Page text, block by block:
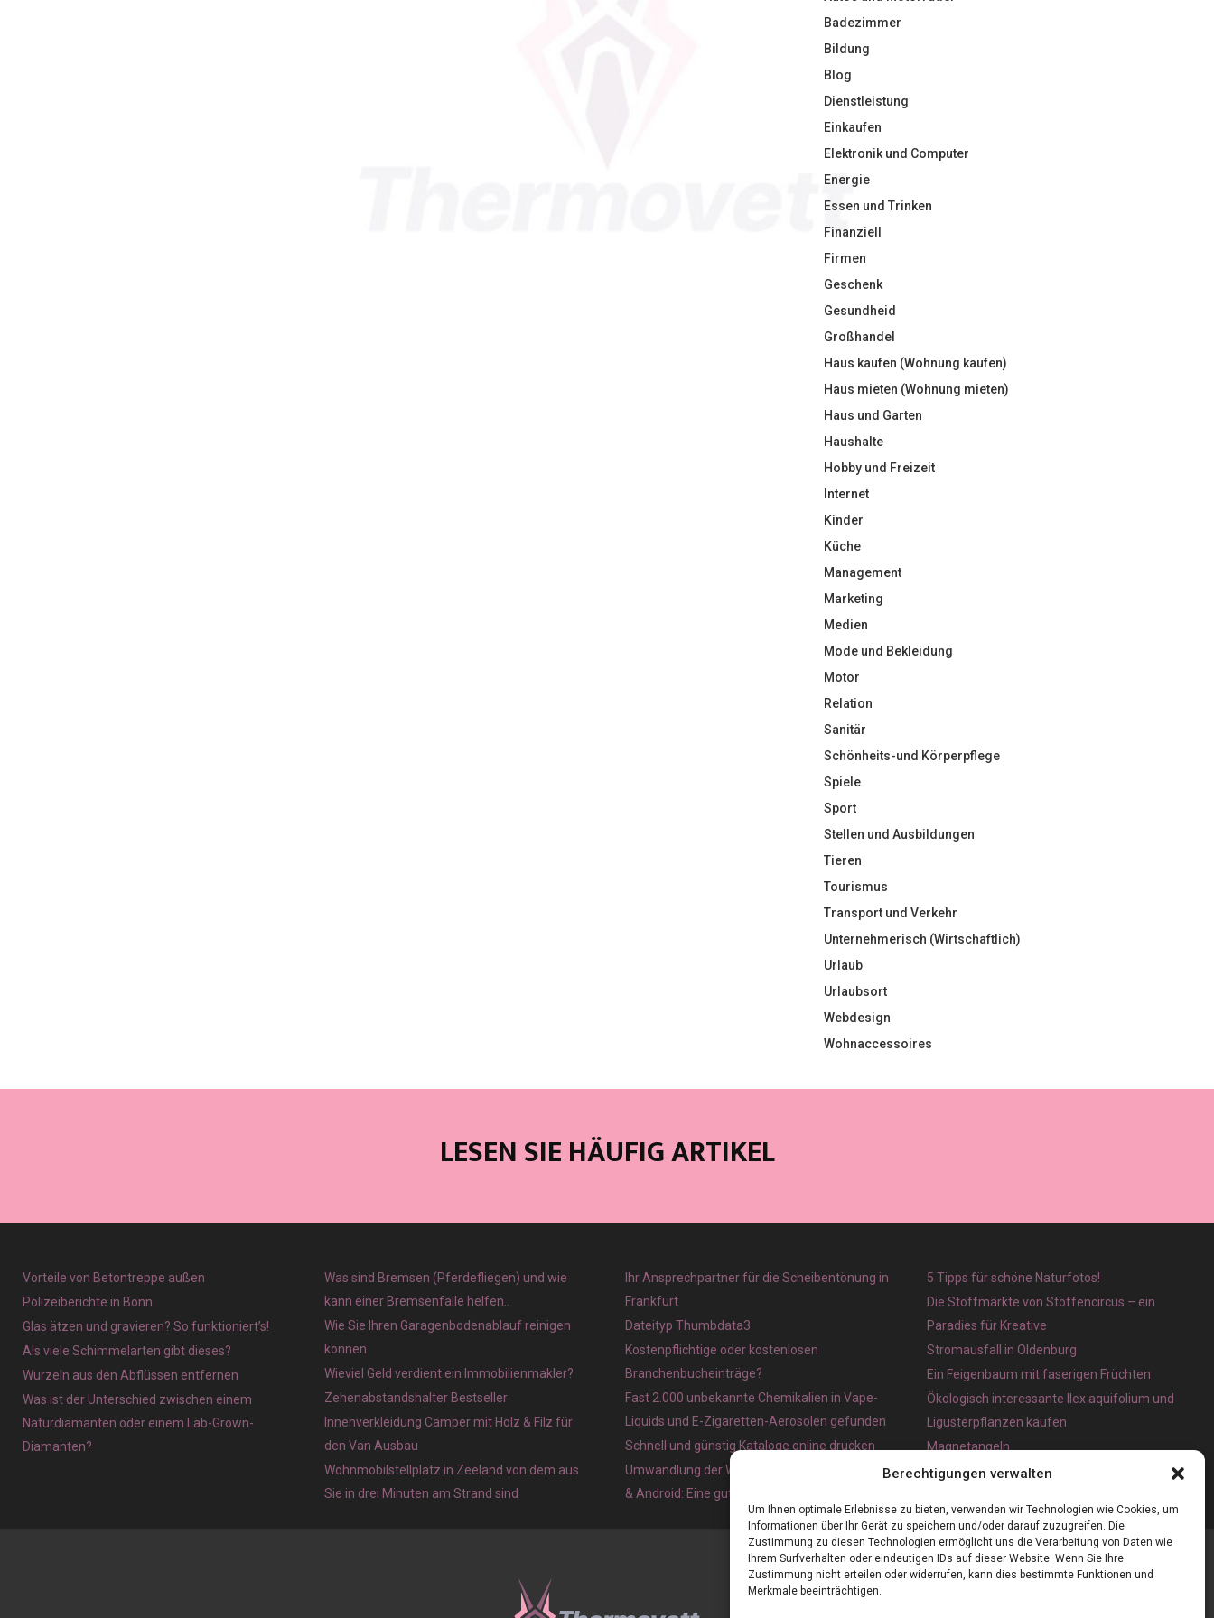
Berechtigungen verwalten
Um Ihnen optimale Erlebnisse zu bieten, verwenden wir Technologien wie Cookies, um
Informationen über Ihr Gerät zu speichern und/oder darauf zuzugreifen. Die
Zustimmung zu diesen Technologien ermöglicht uns die Verarbeitung von Daten wie
Ihrem Surfverhalten oder eindeutigen IDs auf dieser Website. Wenn Sie Ihre
Zustimmung nicht erteilen oder widerrufen, kann dies bestimmte Funktionen und
Merkmale beeinträchtigen.
Badezimmer
Bildung
Blog
Dienstleistung
Einkaufen
Elektronik und Computer
Energie
Essen und Trinken
Finanziell
Firmen
Geschenk
Gesundheid
Großhandel
Haus kaufen (Wohnung kaufen)
Haus mieten (Wohnung mieten)
Haus und Garten
Haushalte
Hobby und Freizeit
Internet
Kinder
Küche
Management
Marketing
Medien
Mode und Bekleidung
Motor
Relation
Sanitär
Schönheits-und Körperpflege
Spiele
Sport
Stellen und Ausbildungen
Tieren
Tourismus
Transport und Verkehr
Unternehmerisch (Wirtschaftlich)
Urlaub
Urlaubsort
Webdesign
Wohnaccessoires
LESEN SIE HÄUFIG ARTIKEL
Vorteile von Betontreppe außen
Polizeiberichte in Bonn
Glas ätzen und gravieren? So funktioniert’s!
Als viele Schimmelarten gibt dieses?
Wurzeln aus den Abflüssen entfernen
Was ist der Unterschied zwischen einem
Naturdiamanten oder einem Lab-Grown-
Diamanten?
Was sind Bremsen (Pferdefliegen) und wie
kann einer Bremsenfalle helfen..
Wie Sie Ihren Garagenbodenablauf reinigen
können
Wieviel Geld verdient ein Immobilienmakler?
Zehenabstandshalter Bestseller
Innenverkleidung Camper mit Holz & Filz für
den Van Ausbau
Wohnmobilstellplatz in Zeeland von dem aus
Sie in drei Minuten am Strand sind
Ihr Ansprechpartner für die Scheibentönung in
Frankfurt
Dateityp Thumbdata3
Kostenpflichtige oder kostenlosen
Branchenbucheinträge?
Fast 2.000 unbekannte Chemikalien in Vape-
Liquids und E-Zigaretten-Aerosolen gefunden
Schnell und günstig Kataloge online drucken
Umwandlung der Webseite in eine App für iOS
& Android: Eine gute Idee?
5 Tipps für schöne Naturfotos!
Die Stoffmärkte von Stoffencircus – ein
Paradies für Kreative
Stromausfall in Oldenburg
Ein Feigenbaum mit faserigen Früchten
Ökologisch interessante Ilex aquifolium und
Ligusterpflanzen kaufen
Magnetangeln